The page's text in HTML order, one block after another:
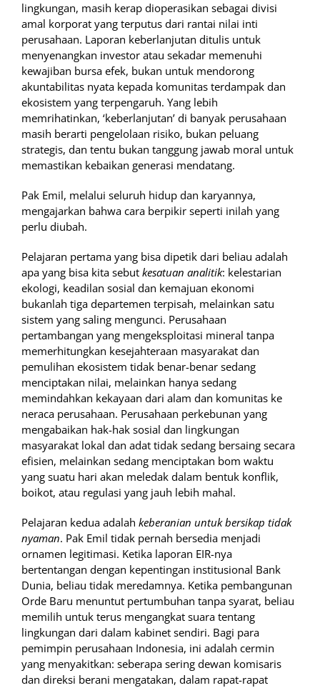
lingkungan, masih kerap dioperasikan sebagai divisi
amal korporat yang terputus dari rantai nilai inti
perusahaan. Laporan keberlanjutan ditulis untuk
menyenangkan investor atau sekadar memenuhi
kewajiban bursa efek, bukan untuk mendorong
akuntabilitas nyata kepada komunitas terdampak dan
ekosistem yang terpengaruh. Yang lebih
memrihatinkan, ‘keberlanjutan’ di banyak perusahaan
masih berarti pengelolaan risiko, bukan peluang
strategis, dan tentu bukan tanggung jawab moral untuk
memastikan kebaikan generasi mendatang.
Pak Emil, melalui seluruh hidup dan karyannya,
mengajarkan bahwa cara berpikir seperti inilah yang
perlu diubah.
Pelajaran pertama yang bisa dipetik dari beliau adalah
apa yang bisa kita sebut kesatuan analitik: kelestarian
ekologi, keadilan sosial dan kemajuan ekonomi
bukanlah tiga departemen terpisah, melainkan satu
sistem yang saling mengunci. Perusahaan
pertambangan yang mengeksploitasi mineral tanpa
memerhitungkan kesejahteraan masyarakat dan
pemulihan ekosistem tidak benar-benar sedang
menciptakan nilai, melainkan hanya sedang
memindahkan kekayaan dari alam dan komunitas ke
neraca perusahaan. Perusahaan perkebunan yang
mengabaikan hak-hak sosial dan lingkungan
masyarakat lokal dan adat tidak sedang bersaing secara
efisien, melainkan sedang menciptakan bom waktu
yang suatu hari akan meledak dalam bentuk konflik,
boikot, atau regulasi yang jauh lebih mahal.
Pelajaran kedua adalah keberanian untuk bersikap tidak
nyaman. Pak Emil tidak pernah bersedia menjadi
ornamen legitimasi. Ketika laporan EIR-nya
bertentangan dengan kepentingan institusional Bank
Dunia, beliau tidak meredamnya. Ketika pembangunan
Orde Baru menuntut pertumbuhan tanpa syarat, beliau
memilih untuk terus mengangkat suara tentang
lingkungan dari dalam kabinet sendiri. Bagi para
pemimpin perusahaan Indonesia, ini adalah cermin
yang menyakitkan: seberapa sering dewan komisaris
dan direksi berani mengatakan, dalam rapat-rapat